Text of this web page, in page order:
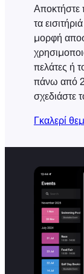
Αποκτήστε
τα
μορφή
πελάτες ή
πάνω από
σχεδιάστε
Γκαλερί